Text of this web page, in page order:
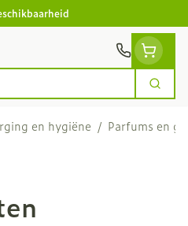
Zoek
en hygiëne / Parfums en